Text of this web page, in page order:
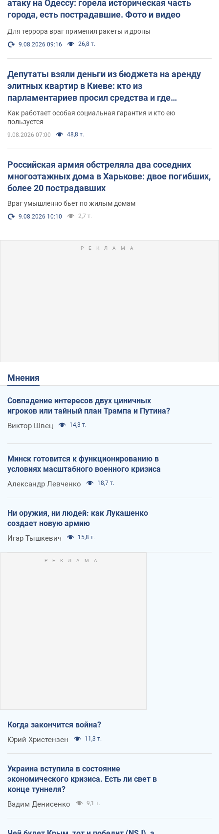
атаку на Одессу: горела историческая часть
города, есть пострадавшие. Фото и видео
Для террора враг применил ракеты и дроны
9.08.2026 09:16 26,8 т.
Депутаты взяли деньги из бюджета на аренду
элитных квартир в Киеве: кто из
парламентариев просил средства и где
поселился
Как работает особая социальная гарантия и кто ею
пользуется
9.08.2026 07:00 48,8 т.
Российская армия обстреляла два соседних
многоэтажных дома в Харькове: двое погибших,
более 20 пострадавших
Враг умышленно бьет по жилым домам
9.08.2026 10:10 2,7 т.
Мнения
Совпадение интересов двух циничных
игроков или тайный план Трампа и Путина?
Виктор Швец 14,3 т.
Минск готовится к функционированию в
условиях масштабного военного кризиса
Александр Левченко 18,7 т.
Ни оружия, ни людей: как Лукашенко
создает новую армию
Игар Тышкевич 15,8 т.
Когда закончится война?
Юрий Христензен 11,3 т.
Украина вступила в состояние
экономического кризиса. Есть ли свет в
конце туннеля?
Вадим Денисенко 9,1 т.